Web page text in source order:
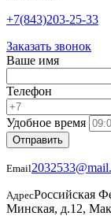
+7(843)203-25-33
Заказать звонок
Ваше имя
Телефон
Удобное время
Отправить
Email
АдресРоссийская
Минская, д.12,